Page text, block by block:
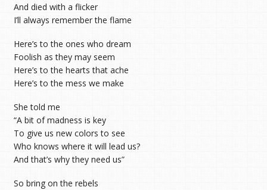
And died with a flicker
I’ll always remember the flame
Here’s to the ones who dream
Foolish as they may seem
Here’s to the hearts that ache
Here’s to the mess we make
She told me
“A bit of madness is key
To give us new colors to see
Who knows where it will lead us?
And that’s why they need us”
So bring on the rebels